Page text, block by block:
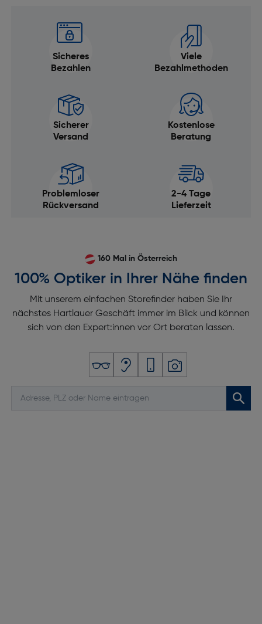
Sicheres
Bezahlen
Viele
Bezahlmethoden
Sicherer
Versand
Kostenlose
Beratung
Problemloser
Rückversand
2-4 Tage
Lieferzeit
160 Mal in Österreich
100% Optiker in Ihrer Nähe finden
Mit unserem einfachen Storefinder haben Sie Ihr
nächstes Hartlauer Geschäft immer im Blick und können
sich von den Expert:innen vor Ort beraten lassen.